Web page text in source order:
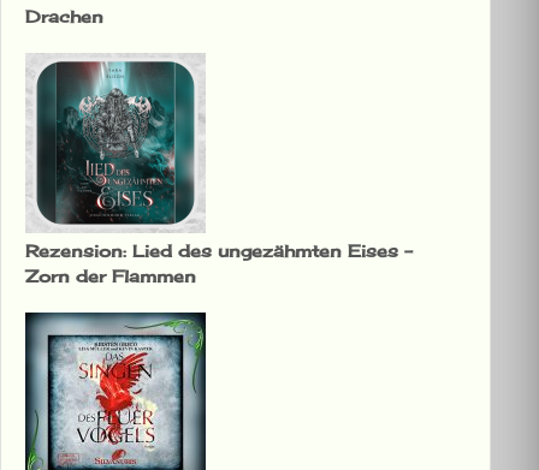
Drachen
Rezension: Lied des ungezähmten Eises –
Zorn der Flammen